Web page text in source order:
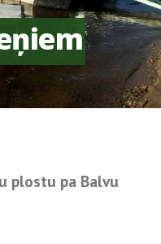
plostu pa Balvu